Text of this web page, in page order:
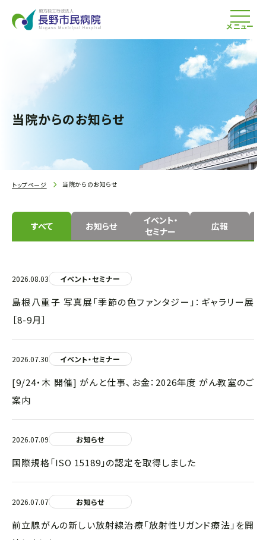
メニュー
当院からのお知らせ
トップページ 当院からのお知らせ
すべて お知らせ
イベント・
セミナー
広報
2026.08.03 イベント・セミナー
島根八重子 写真展「季節の色ファンタジー」：ギャラリー展
［8-9月］
2026.07.30 イベント・セミナー
[9/24・木 開催] がんと仕事、お金：2026年度 がん教室のご
案内
2026.07.09 お知らせ
国際規格「ISO 15189」の認定を取得しました
2026.07.07 お知らせ
前立腺がんの新しい放射線治療「放射性リガンド療法」を開